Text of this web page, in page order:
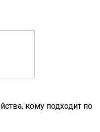
кому подходит по